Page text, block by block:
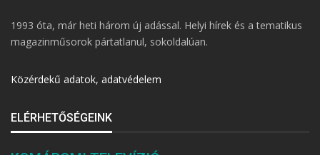
1993 óta, már heti három új adással. Helyi hírek és a tematikus
magazinműsorok pártatlanul, sokoldalúan.
Közérdekű adatok, adatvédelem
ELÉRHETŐSÉGEINK